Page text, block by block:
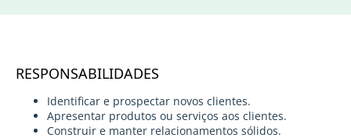
RESPONSABILIDADES
Identificar e prospectar novos clientes.
Apresentar produtos ou serviços aos clientes.
Construir e manter relacionamentos sólidos.